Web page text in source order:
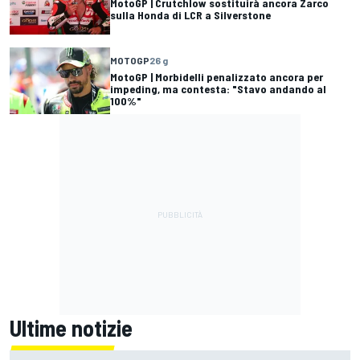
MotoGP | Crutchlow sostituirà ancora Zarco
sulla Honda di LCR a Silverstone
MOTOGP26 g
MotoGP | Morbidelli penalizzato ancora per
impeding, ma contesta: "Stavo andando al
100%"
Ultime notizie